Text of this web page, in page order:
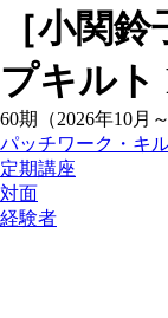
［小関
プキルト
60期（2026年10月
パッチワーク・キ
定期講座
対面
経験者